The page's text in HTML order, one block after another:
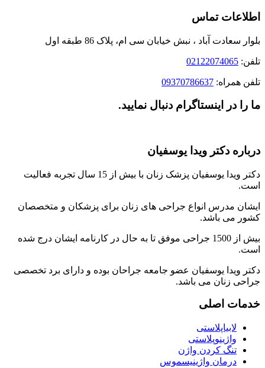
اطلاعات تماس
بلوار سعادت آباد ، نبش خیابان سی ام، پلاک 86 طبقه اول
تلفن: 02122074065
تلفن همراه: 09370786637
ما را در اینستاگرام دنبال نمایید.
درباره دکتر ویدا یوسفیان
دکتر ویدا یوسفیان پزشک زنان با بیش از 15 سال تجربه فعالیت
است.
ایشان مدرس انواع جراحی های زنان برای پزشکان و متخصصان
کشور می باشد.
بیش از 1500 جراحی موفق تا به حال در کارنامه ایشان درج شده
است.
دکتر ویدا یوسفیان عضو جامعه جراحان بوده و دارای برد تخصصی
جراحی زنان می باشد.
خدمات اصلی
لابیاپلاستی
واژینوپلاستی
تنگ کردن واژن
درمان واژینیسموس